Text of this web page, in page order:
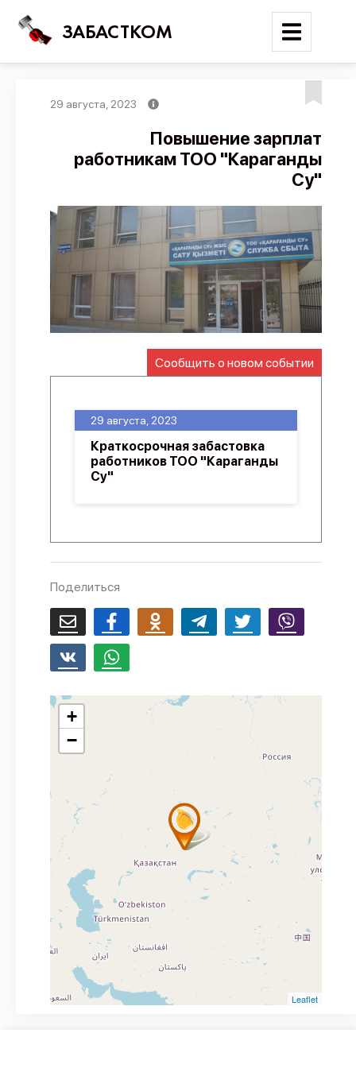
ЗАБАСТКОМ
Поиск
Карта событий
Трудовые конфликты
Отчеты
Предложить публикацию
Справочник
API
О проекте
29 августа, 2023
Повышение зарплат
работникам ТОО "Караганды
Су"
Сообщить о новом событии
29 августа, 2023
Краткосрочная забастовка
работников ТОО "Караганды
Су"
Поделиться
+
−
Leaflet